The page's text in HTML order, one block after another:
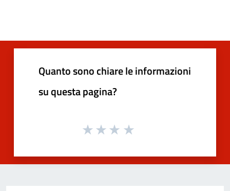
Quanto sono chiare le informazioni
su questa pagina?